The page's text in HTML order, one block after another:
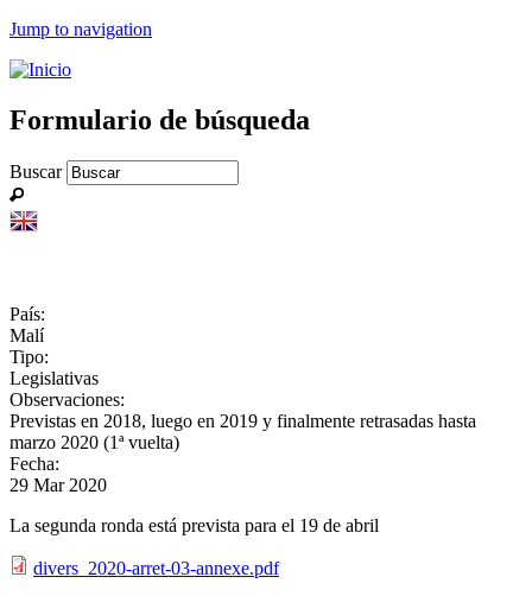
Jump to navigation
Formulario de búsqueda
Buscar
País:
Malí
Tipo:
Legislativas
Observaciones:
Previstas en 2018, luego en 2019 y finalmente retrasadas hasta
marzo 2020 (1ª vuelta)
Fecha:
29 Mar 2020
La segunda ronda está prevista para el 19 de abril
divers_2020-arret-03-annexe.pdf